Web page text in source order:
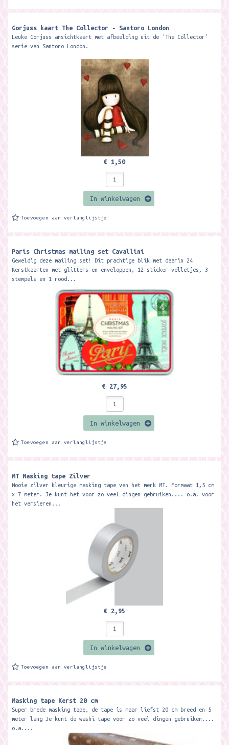
Gorjuss kaart The Collector - Santoro London
Leuke Gorjuss ansichtkaart met afbeelding uit de 'The Collector'
serie van Santoro London.
€ 1,50
In winkelwagen
Toevoegen aan verlanglijstje
Paris Christmas mailing set Cavallini
Geweldig deze mailing set! Dit prachtige blik met daarin 24
Kerstkaarten met glitters en enveloppen, 12 sticker velletjes, 3
stempels en 1 rood...
€ 27,95
In winkelwagen
Toevoegen aan verlanglijstje
MT Masking tape Zilver
Mooie zilver kleurige masking tape van het merk MT. Formaat 1,5 cm
x 7 meter. Je kunt het voor zo veel dingen gebruiken.... o.a. voor
het versieren...
€ 2,95
In winkelwagen
Toevoegen aan verlanglijstje
Masking tape Kerst 20 cm
Super brede masking tape, de tape is maar liefst 20 cm breed en 5
meter lang Je kunt de washi tape voor zo veel dingen gebruiken....
o.a....